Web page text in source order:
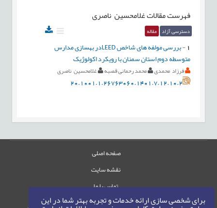
برای شخصی سازی ارائه خدمات و تجربه بهتر شما در این
فهرست مقالاتغلامحسین ناصری
دسترسی آزاد مقاله
-
بررسی مولفه های شاخص LEEDدر بهسازی مدارس
متوسطه دوم استان سمنان با رویکرد اکولوژیک
فرزاد محمدی محمد رحمانی قصبه غلامحسین ناصری
20.1001.1.26763060.1401.7.12.10.2
صفحه اصلی
نقشه سایت
تماس با ما